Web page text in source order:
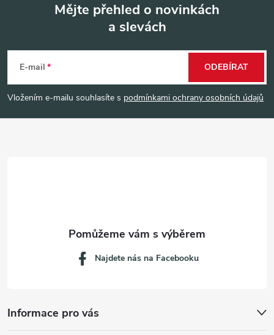
p
Mějte přehled o novinkách
a slevách
E-mail
Vložením e-mailu souhlasíte s podmínkami ochrany osobních údajů
ODEBÍRAT
Informace pro vás
Najdete nás na Facebooku